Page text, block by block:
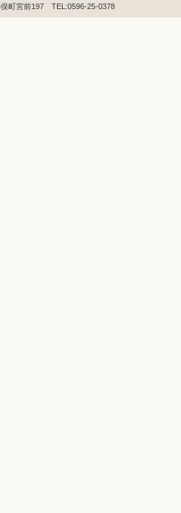
町宮前197 TEL:0596-25-0378